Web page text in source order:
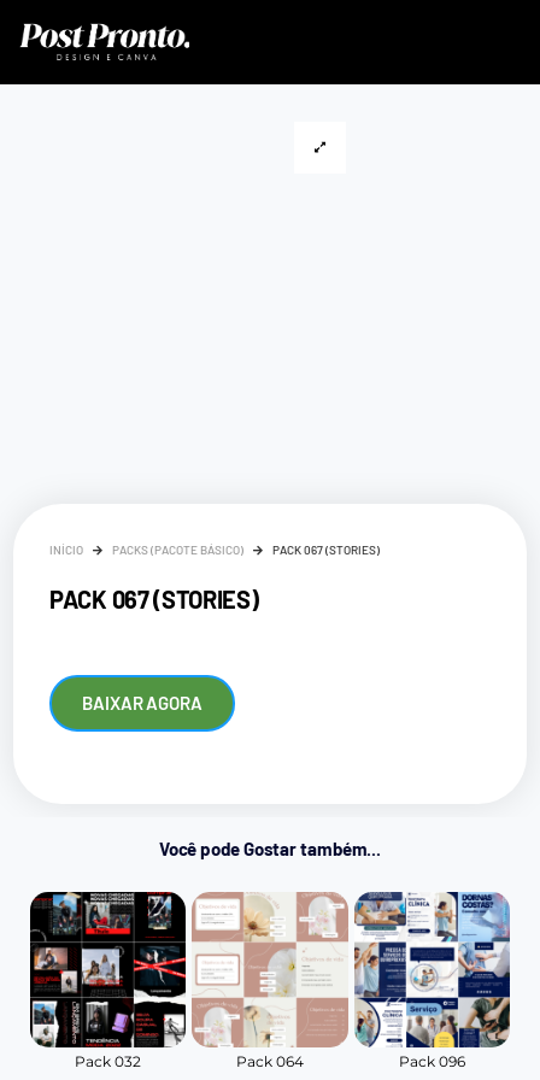
INÍCIO PACKS (PACOTE BÁSICO) PACK 067 (STORIES)
PACK 067 (STORIES)
BAIXAR AGORA
Você pode Gostar também...
Pack 032 Pack 064 Pack 096